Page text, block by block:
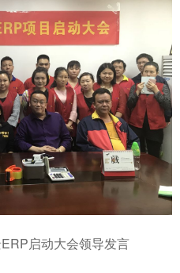
启动大会领导发言